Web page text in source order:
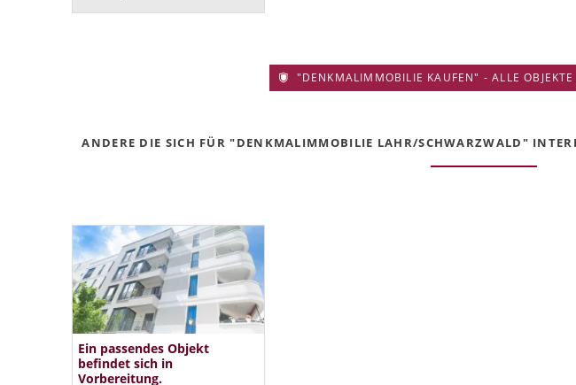
"DENKMALIMMOBILIE KAUFEN" - ALLE
ANDERE DIE SICH FÜR "DENKMALIMMOBILIE LAHR/SCHWARZWALD"
Ein passendes Objekt
befindet sich in
Vorbereitung.